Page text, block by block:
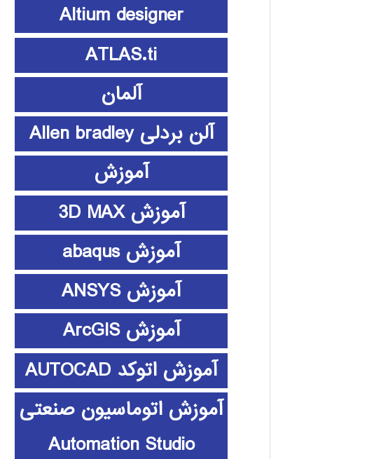
Altium designer
ATLAS.ti
آلمان
آلن بردلی Allen bradley
آموزش
آموزش 3D MAX
آموزش abaqus
آموزش ANSYS
آموزش ArcGIS
آموزش اتوکد AUTOCAD
آموزش اتوماسیون صنعتی
Automation Studio